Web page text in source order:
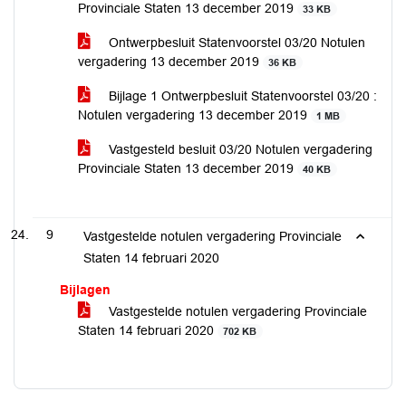
Provinciale Staten 13 december 2019
33 KB
Ontwerpbesluit Statenvoorstel 03/20 Notulen
vergadering 13 december 2019
36 KB
Bijlage 1 Ontwerpbesluit Statenvoorstel 03/20 :
Notulen vergadering 13 december 2019
1 MB
Vastgesteld besluit 03/20 Notulen vergadering
Provinciale Staten 13 december 2019
40 KB
9
Vastgestelde notulen vergadering Provinciale
Staten 14 februari 2020
Bijlagen
Vastgestelde notulen vergadering Provinciale
Staten 14 februari 2020
702 KB